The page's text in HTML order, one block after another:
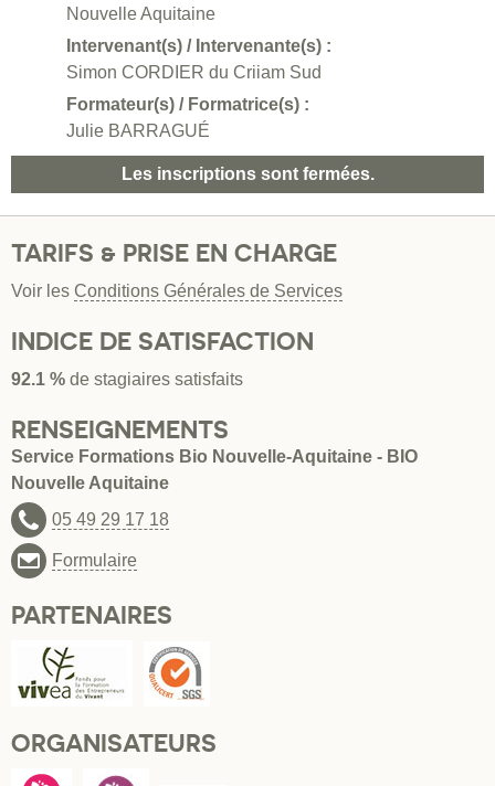
Nouvelle Aquitaine
Intervenant(s) / Intervenante(s) :
Simon CORDIER du Criiam Sud
Formateur(s) / Formatrice(s) :
Julie BARRAGUÉ
Les inscriptions sont fermées.
TARIFS & PRISE EN CHARGE
Voir les Conditions Générales de Services
INDICE DE SATISFACTION
92.1 % de stagiaires satisfaits
RENSEIGNEMENTS
Service Formations Bio Nouvelle-Aquitaine - BIO
Nouvelle Aquitaine
05 49 29 17 18
Formulaire
PARTENAIRES
ORGANISATEURS